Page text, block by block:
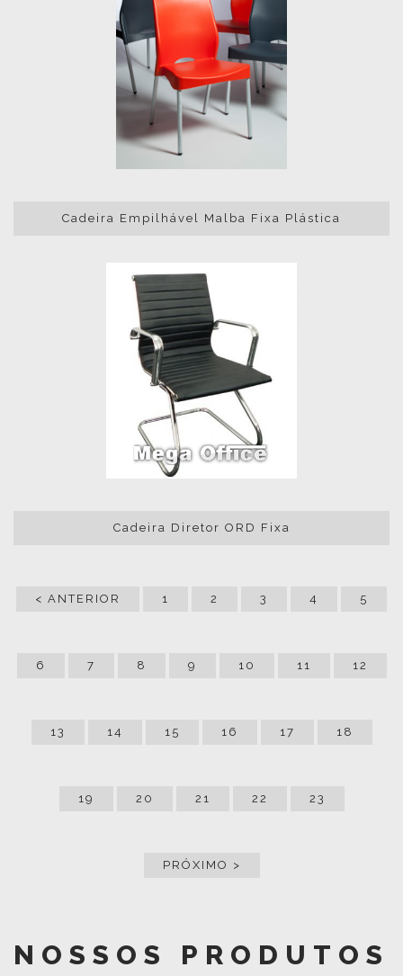
Cadeira Empilhável Malba Fixa Plástica
Cadeira Diretor ORD Fixa
< ANTERIOR 1 2 3 4 5
6 7 8 9 10 11 12
13 14 15 16 17 18
19 20 21 22 23
PRÓXIMO >
NOSSOS PRODUTOS